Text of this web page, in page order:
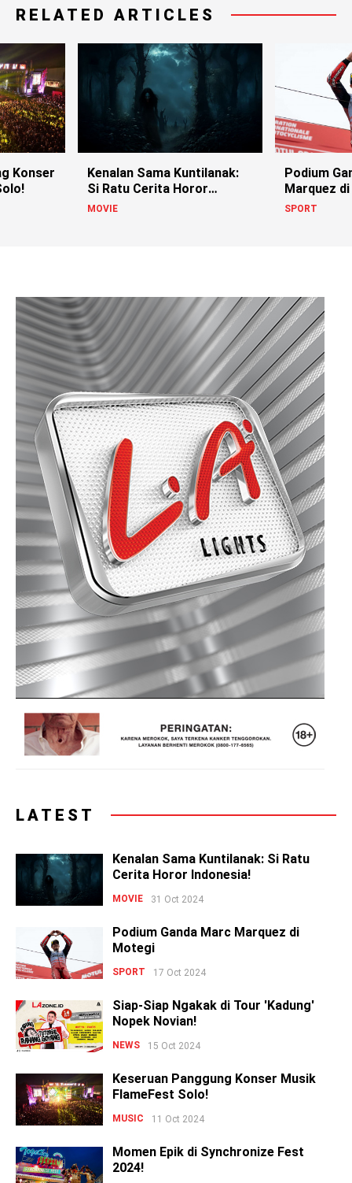
RELATED ARTICLES
Konser
Kenalan Sama Kuntilanak:
Si Ratu Cerita Horor
Indonesia!
MOVIE
Podium
Marquez
SPORT
LATEST
Kenalan Sama Kuntilanak: Si Ratu
Cerita Horor Indonesia!
MOVIE 31 Oct 2024
Podium Ganda Marc Marquez di
Motegi
SPORT 17 Oct 2024
Siap-Siap Ngakak di Tour 'Kadung'
Nopek Novian!
NEWS 15 Oct 2024
Keseruan Panggung Konser Musik
FlameFest Solo!
MUSIC 11 Oct 2024
Momen Epik di Synchronize Fest
2024!